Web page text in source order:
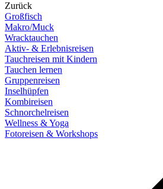
Zurück
Großfisch
Makro/Muck
Wracktauchen
Aktiv- & Erlebnisreisen
Tauchreisen mit Kindern
Tauchen lernen
Gruppenreisen
Inselhüpfen
Kombireisen
Schnorchelreisen
Wellness & Yoga
Fotoreisen & Workshops